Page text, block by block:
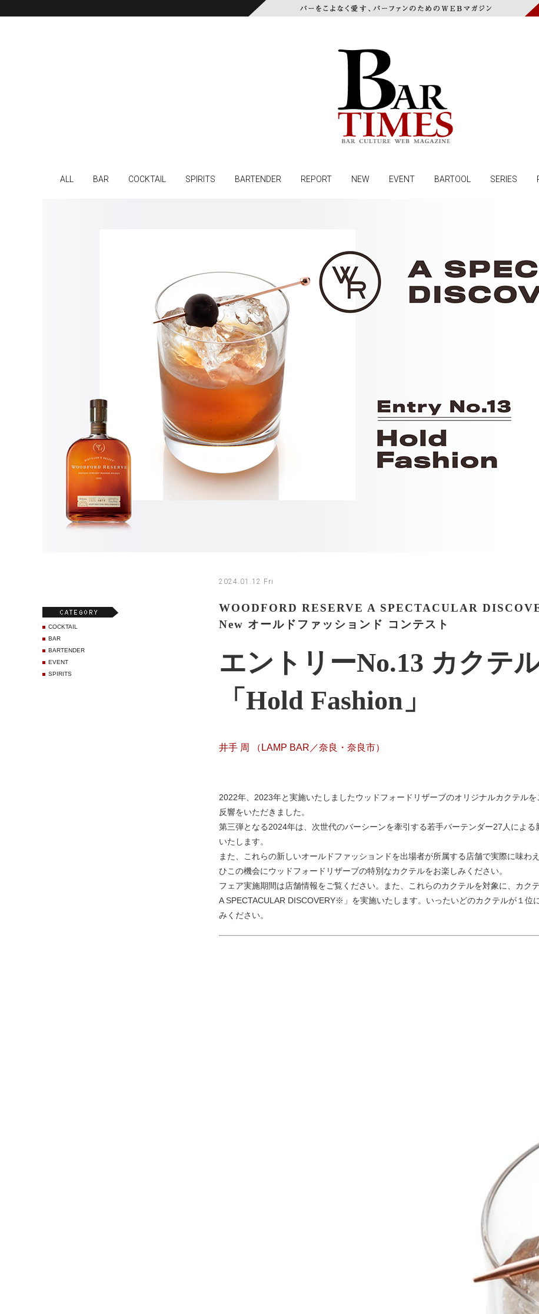
ALL BAR COCKTAIL SPIRITS BARTENDER REPORT NEW EVENT BARTOOL SERIES
2024.01.12 Fri
WOODFORD RESERVE A SPECTACULAR
New オールドファッションド コンテスト
エントリーNo.13 カクテ
「Hold Fashion」
井手 周 （LAMP BAR／奈良・奈良市）
2022年、2023年と実施いたしましたウッドフォードリザーブのオリジナルカクテル
反響をいただきました。
第三弾となる2024年は、次世代のバーシーンを牽引する若手バーテンダー27人によ
いたします。
また、これらの新しいオールドファッションドを出場者が所属する店舗で実際に味わ
ひこの機会にウッドフォードリザーブの特別なカクテルをお楽しみください。
フェア実施期間は店舗情報をご覧ください。また、これらのカクテルを対象に、カク
A SPECTACULAR DISCOVERY※」を実施いたします。いったいどのカクテルが１位
みください。
COCKTAIL
BAR
BARTENDER
EVENT
SPIRITS